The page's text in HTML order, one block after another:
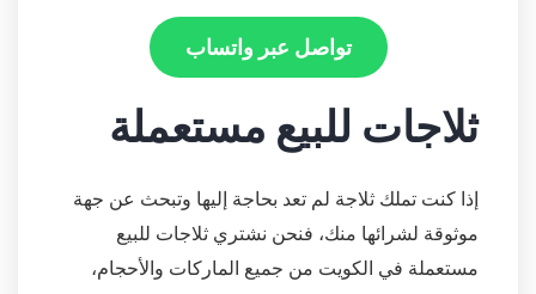
تواصل عبر واتساب
ثلاجات للبيع مستعملة
إذا كنت تملك ثلاجة لم تعد بحاجة إليها وتبحث عن جهة
موثوقة لشرائها منك، فنحن نشتري ثلاجات للبيع
مستعملة في الكويت من جميع الماركات والأحجام،